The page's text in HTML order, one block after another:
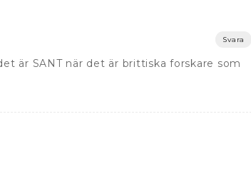
Svara
är SANT när det är brittiska forskare som